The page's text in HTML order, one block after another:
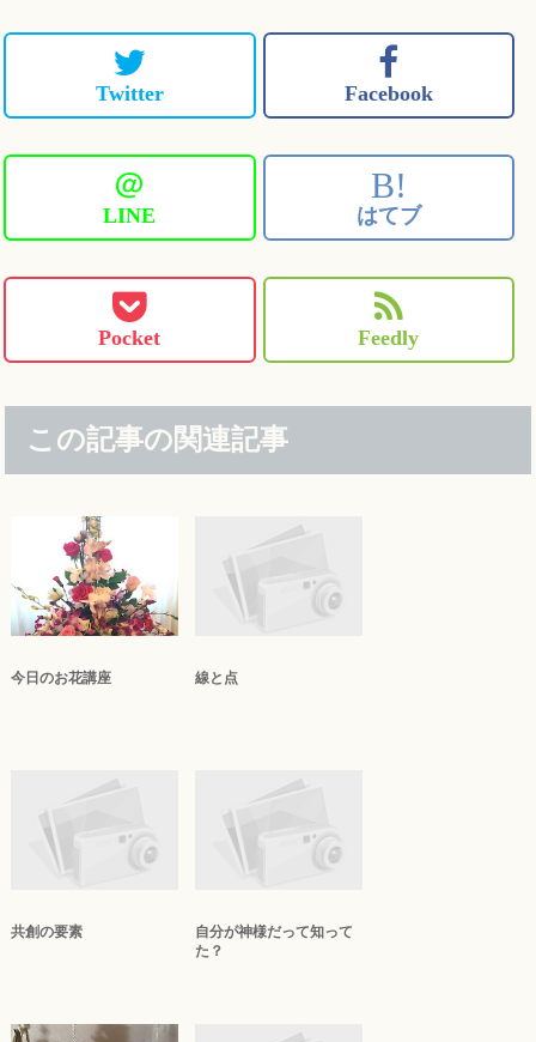
Twitter Facebook
＠
LINE
B!
はてブ
Pocket Feedly
この記事の関連記事
今日のお花講座 線と点
共創の要素
自分が神様だって知って
た？